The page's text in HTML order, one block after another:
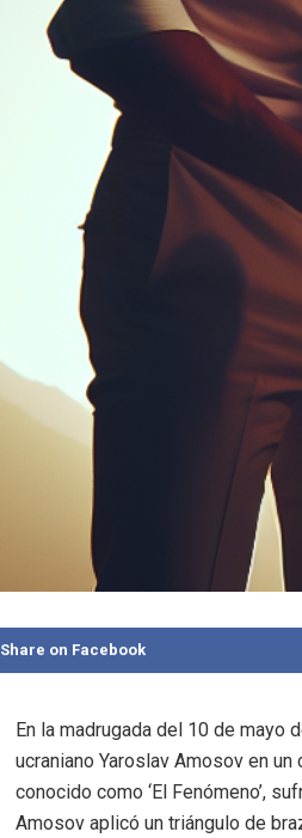
Share on Facebook
En la madrugada del 10 de
ucraniano Yaroslav Amosov en
conocido como ‘El Fenómeno’,
Amosov aplicó un triángulo de